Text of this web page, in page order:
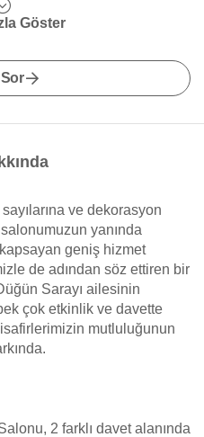
Göster
ve dekorasyon
yanında
geniş hizmet
de adından söz ettiren bir
Sarayı ailesinin
çok etkinlik ve davette
mutluluğunun
2 farklı davet alanında